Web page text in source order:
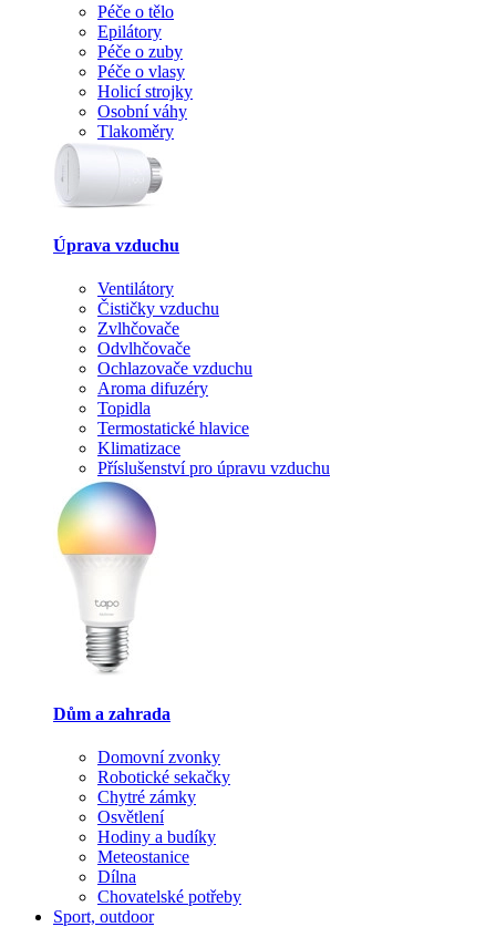
Péče o tělo
Epilátory
Péče o zuby
Péče o vlasy
Holicí strojky
Osobní váhy
Tlakoměry
Úprava vzduchu
Ventilátory
Čističky vzduchu
Zvlhčovače
Odvlhčovače
Ochlazovače vzduchu
Aroma difuzéry
Topidla
Termostatické hlavice
Klimatizace
Příslušenství pro úpravu vzduchu
Dům a zahrada
Domovní zvonky
Robotické sekačky
Chytré zámky
Osvětlení
Hodiny a budíky
Meteostanice
Dílna
Chovatelské potřeby
Sport, outdoor